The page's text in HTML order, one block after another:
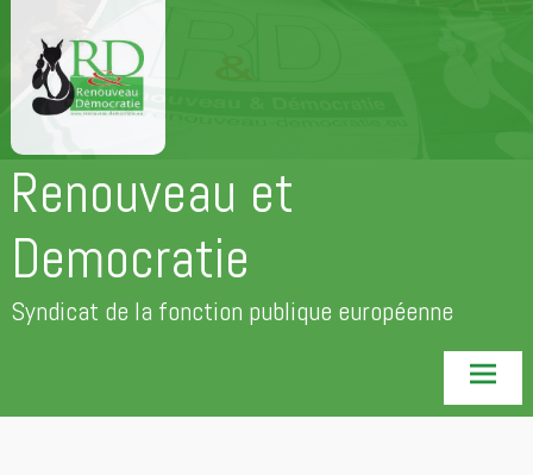
contenu
principal
Renouveau et
Democratie
Syndicat de la fonction publique européenne